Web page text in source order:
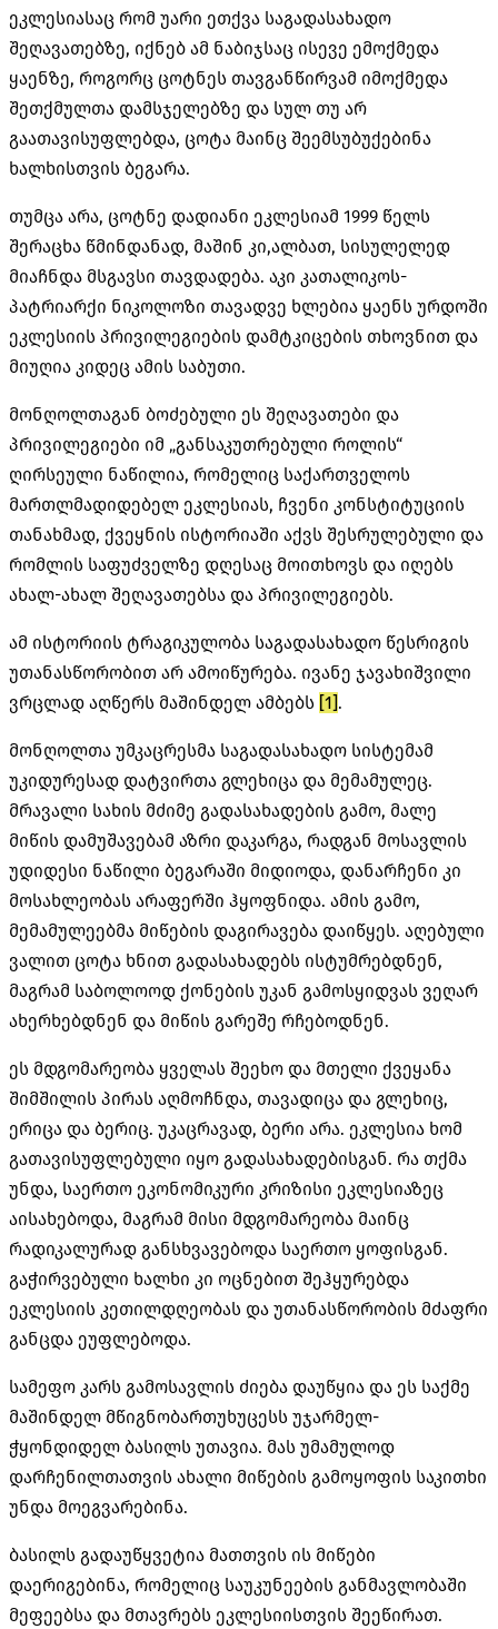
ეკლესიასაც რომ უარი ეთქვა საგადასახადო
შეღავათებზე, იქნებ ამ ნაბიჯსაც ისევე ემოქმედა
ყაენზე, როგორც ცოტნეს თავგანწირვამ იმოქმედა
შეთქმულთა დამსჯელებზე და სულ თუ არ
გაათავისუფლებდა, ცოტა მაინც შეემსუბუქებინა
ხალხისთვის ბეგარა.
თუმცა არა, ცოტნე დადიანი ეკლესიამ 1999 წელს
შერაცხა წმინდანად, მაშინ კი,ალბათ, სისულელედ
მიაჩნდა მსგავსი თავდადება. აკი კათალიკოს-
პატრიარქი ნიკოლოზი თავადვე ხლებია ყაენს ურდოში
ეკლესიის პრივილეგიების დამტკიცების თხოვნით და
მიუღია კიდეც ამის საბუთი.
მონღოლთაგან ბოძებული ეს შეღავათები და
პრივილეგიები იმ „განსაკუთრებული როლის“
ღირსეული ნაწილია, რომელიც საქართველოს
მართლმადიდებელ ეკლესიას, ჩვენი კონსტიტუციის
თანახმად, ქვეყნის ისტორიაში აქვს შესრულებული და
რომლის საფუძველზე დღესაც მოითხოვს და იღებს
ახალ-ახალ შეღავათებსა და პრივილეგიებს.
ამ ისტორიის ტრაგიკულობა საგადასახადო წესრიგის
უთანასწორობით არ ამოიწურება. ივანე ჯავახიშვილი
ვრცლად აღწერს მაშინდელ ამბებს [1].
მონღოლთა უმკაცრესმა საგადასახადო სისტემამ
უკიდურესად დატვირთა გლეხიცა და მემამულეც.
მრავალი სახის მძიმე გადასახადების გამო, მალე
მიწის დამუშავებამ აზრი დაკარგა, რადგან მოსავლის
უდიდესი ნაწილი ბეგარაში მიდიოდა, დანარჩენი კი
მოსახლეობას არაფერში ჰყოფნიდა. ამის გამო,
მემამულეებმა მიწების დაგირავება დაიწყეს. აღებული
ვალით ცოტა ხნით გადასახადებს ისტუმრებდნენ,
მაგრამ საბოლოოდ ქონების უკან გამოსყიდვას ვეღარ
ახერხებდნენ და მიწის გარეშე რჩებოდნენ.
ეს მდგომარეობა ყველას შეეხო და მთელი ქვეყანა
შიმშილის პირას აღმოჩნდა, თავადიცა და გლეხიც,
ერიცა და ბერიც. უკაცრავად, ბერი არა. ეკლესია ხომ
გათავისუფლებული იყო გადასახადებისგან. რა თქმა
უნდა, საერთო ეკონომიკური კრიზისი ეკლესიაზეც
აისახებოდა, მაგრამ მისი მდგომარეობა მაინც
რადიკალურად განსხვავებოდა საერთო ყოფისგან.
გაჭირვებული ხალხი კი ოცნებით შეჰყურებდა
ეკლესიის კეთილდღეობას და უთანასწორობის მძაფრი
განცდა ეუფლებოდა.
სამეფო კარს გამოსავლის ძიება დაუწყია და ეს საქმე
მაშინდელ მწიგნობართუხუცესს უჯარმელ-
ჭყონდიდელ ბასილს უთავია. მას უმამულოდ
დარჩენილთათვის ახალი მიწების გამოყოფის საკითხი
უნდა მოეგვარებინა.
ბასილს გადაუწყვეტია მათთვის ის მიწები
დაერიგებინა, რომელიც საუკუნეების განმავლობაში
მეფეებსა და მთავრებს ეკლესიისთვის შეეწირათ.